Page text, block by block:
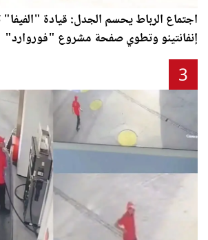
اجتماع الرباط يحسم الجدل: قيادة
إنفانتينو وتطوي صفحة مشروع "فوروارد"
3